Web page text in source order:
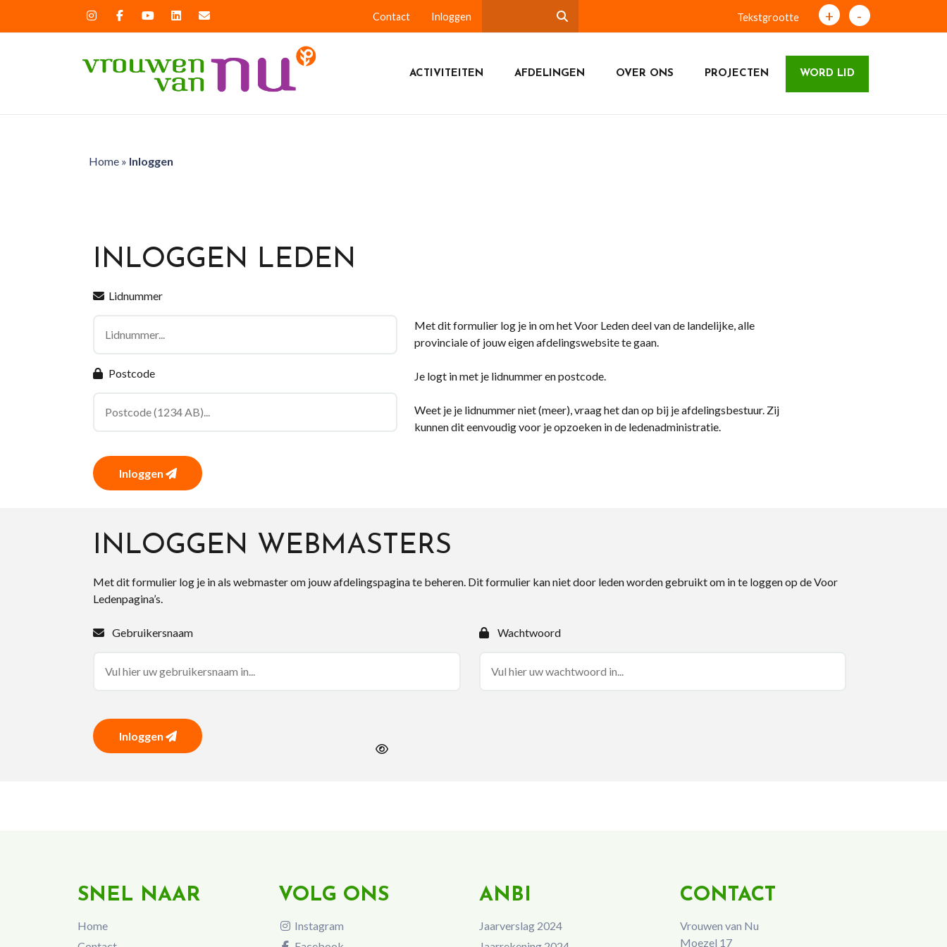
Contact Inloggen Tekstgrootte + -
ACTIVITEITEN AFDELINGEN OVER ONS PROJECTEN WORD LID
Home» Inloggen
INLOGGEN LEDEN
Lidnummer
Postcode
Inloggen
Met dit formulier log je in om het Voor Leden deel van de landelijke, alle
provinciale of jouw eigen afdelingswebsite te gaan.
Je logt in met je lidnummer en postcode.
Weet je je lidnummer niet (meer), vraag het dan op bij je afdelingsbestuur. Zij
kunnen dit eenvoudig voor je opzoeken in de ledenadministratie.
INLOGGEN WEBMASTERS
Met dit formulier log je in als webmaster om jouw afdelingspagina te beheren. Dit formulier kan niet door leden worden gebruikt om in te loggen op de Voor
Ledenpagina’s.
Gebruikersnaam Wachtwoord
Inloggen
SNEL NAAR
Home
VOLG ONS
Instagram
ANBI
Jaarverslag 2024
CONTACT
Vrouwen van Nu
Moezel 17